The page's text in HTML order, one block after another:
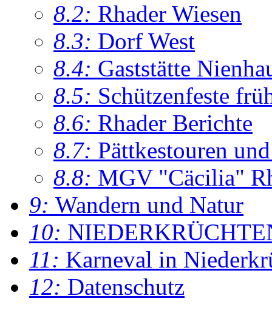
8.2: Rhader Wiesen
8.3: Dorf West
8.4: Gaststätte
8.5: Schützenfeste
8.6: Rhader Berichte
8.7: Pättkestouren
8.8: MGV "Cäcilia"
9: Wandern und Natur
10:
11: Karneval in
12: Datenschutz